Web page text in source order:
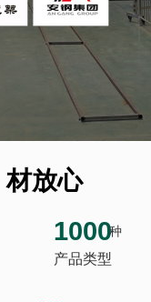
材放心
1000种
产品类型